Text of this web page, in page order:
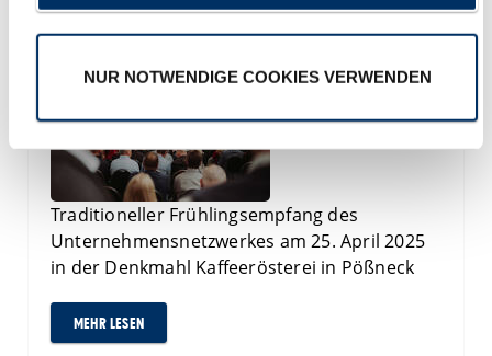
NUR NOTWENDIGE COOKIES VERWENDEN
SaaleWirtschaft e. V.
Traditioneller Frühlingsempfang des
Unternehmensnetzwerkes am 25. April 2025
in der Denkmahl Kaffeerösterei in Pößneck
MEHR LESEN